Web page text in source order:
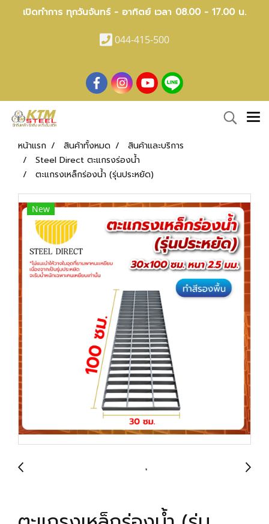
เปิดทำการ ทุกวันจันทร์ - อาทิตย์ เวลา 08.00 - 17.00 น.
044-415-500
หน้าแรก สินค้าทั้งหมด
สินค้าและบริการ
Steel Direct ตะแกรงร่องน้ำ
ตะแกรงเหล็กร่องน้ำ (รุ่นประหยัด)
New